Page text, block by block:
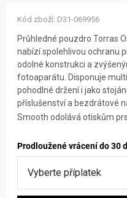
Průhledné pouzdro Torras
nabízí spolehlivou ochranu
odolné konstrukci a
fotoaparátu. Disponuje
pohodlné držení i jako
příslušenství a bezdrátové
Smooth odolává otiskům
Prodloužené vrácení do 30
Kód zboží: D31-069956